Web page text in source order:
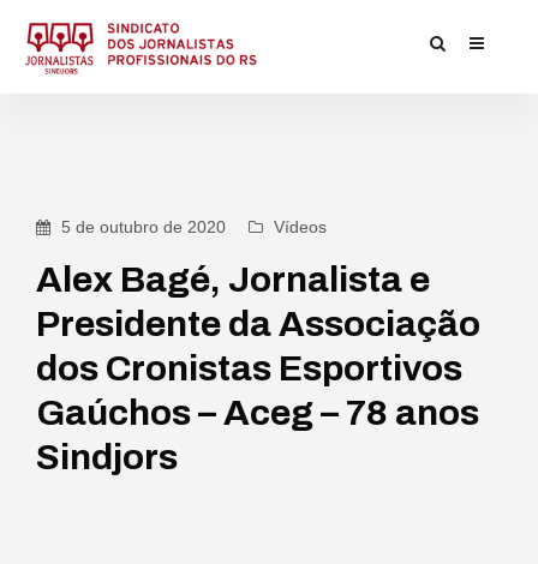
5 de outubro de 2020 Vídeos
Alex Bagé, Jornalista e
Presidente da Associação
dos Cronistas Esportivos
Gaúchos – Aceg – 78 anos
Sindjors